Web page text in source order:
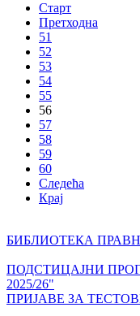
Старт
Претходна
51
52
53
54
55
56
57
58
59
60
Следећа
Крај
БИБЛИОТЕКА
ПОДСТИЦАЈНИ
2025/26"
ПРИЈАВЕ ЗА